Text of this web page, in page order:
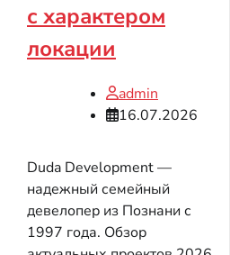
с характером
локации
admin
16.07.2026
Duda Development —
надежный семейный
девелопер из Познани с
1997 года. Обзор